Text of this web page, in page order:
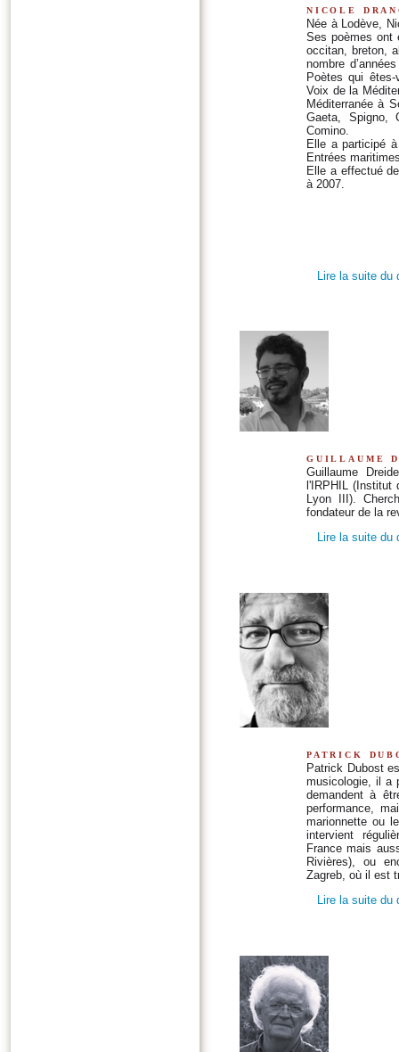
nicole
Née à Lodève,
Ses poèmes ont
occitan, breton,
nombre
Poètes qui
Voix de la
Méditerranée à
Gaeta, Spigno,
Comino.
Elle a participé
Entrées
Elle a effectué
à 2007.
Lire la suite du
guillaume
Guillaume
l'IRPHIL (Institut
Lyon III).
fondateur de la
Lire la suite du
patrick
Patrick Dubost
musicologie, il a
demandent à
performance,
marionnette ou
intervient
France mais
Rivières), ou
Zagreb, où il est
Lire la suite du